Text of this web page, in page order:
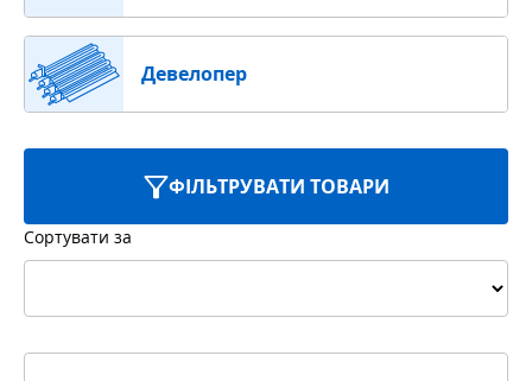
Девелопер
ФІЛЬТРУВАТИ ТОВАРИ
Сортувати за